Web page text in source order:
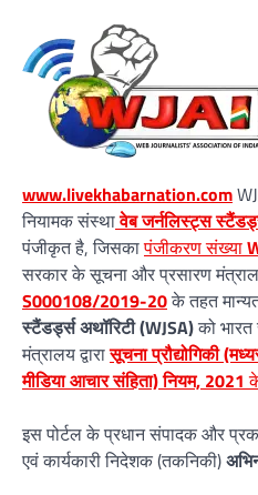
www.livekhabarnation.com
नियामक संस्थावेब जर्नलिस्ट्स
पंजीकृत है, जिसकापंजीकरण संख्या
सरकार के सूचना और प्रसारण
S000108/2019-20के तहत
स्टैंडर्ड्स अथॉरिटी (WJSA)को
मंत्रालय द्वारासूचना प्रौद्योगिकी
मीडिया आचार संहिता) नियम, 2021
इस पोर्टल के प्रधान संपादक और
एवं कार्यकारी निदेशक (तकनिकी)